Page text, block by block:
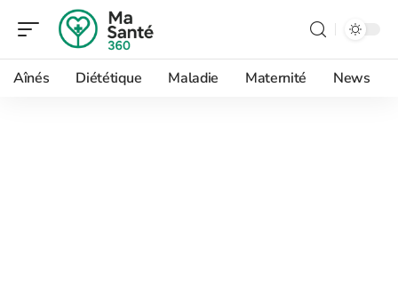
Aînés Diététique Maladie Maternité News